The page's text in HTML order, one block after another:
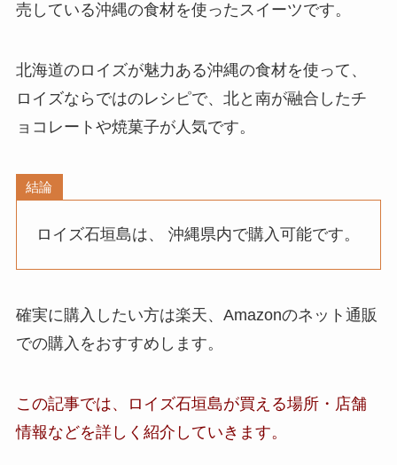
売している沖縄の食材を使ったスイーツです。
北海道のロイズが魅力ある沖縄の食材を使って、
ロイズならではのレシピで、北と南が融合したチ
ョコレートや焼菓子が人気です。
結論
ロイズ石垣島は、 沖縄県内で購入可能です。
確実に購入したい方は楽天、Amazonのネット通販
での購入をおすすめします。
この記事では、 ロイズ石垣島が買える場所・店舗
情報などを詳しく紹介していきます。